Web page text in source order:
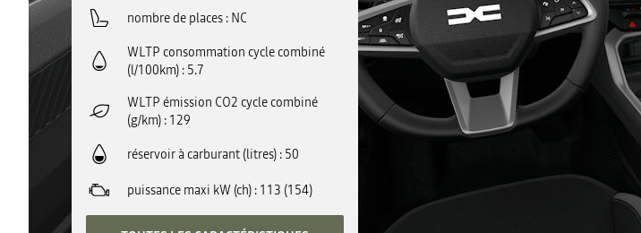
nombre de places NC
WLTP consommation cycle combiné
(l/100km) 5.7
WLTP émission CO2 cycle combiné
(g/km) 129
réservoir à carburant (litres) 50
puissance maxi kW (ch) 113 (154)